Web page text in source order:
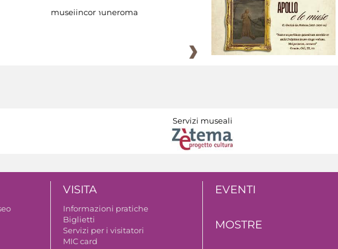
museiincomuneroma
Servizi museali
VISITA
Informazioni pratiche
Biglietti
Servizi per i visitatori
MIC card
EVENTI
MOSTRE